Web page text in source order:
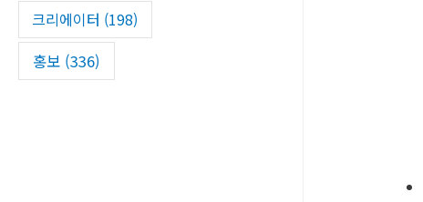
크리에이터 (198)
홍보(336)